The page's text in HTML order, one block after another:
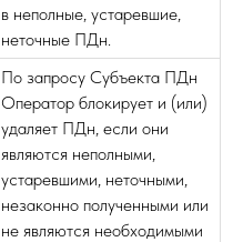
в неполные, устаревшие,
неточные ПДн.
По запросу Субъекта ПДн
Оператор блокирует и (или)
удаляет ПДн, если они
являются неполными,
устаревшими, неточными,
незаконно полученными или
не являются необходимыми